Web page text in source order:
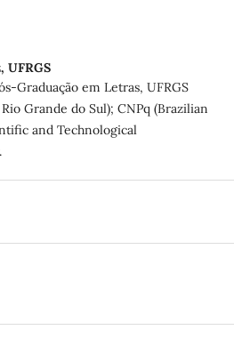
UFRGS
Graduação em Letras, UFRGS
Grande do Sul); CNPq (Brazilian
and Technological